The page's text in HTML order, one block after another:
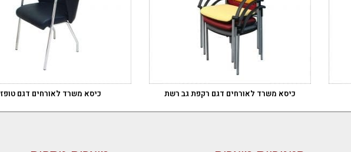
כיסא משרד לאורחים דגם רקפת גב רשת כיסא משרד לאורחים דגם טופז